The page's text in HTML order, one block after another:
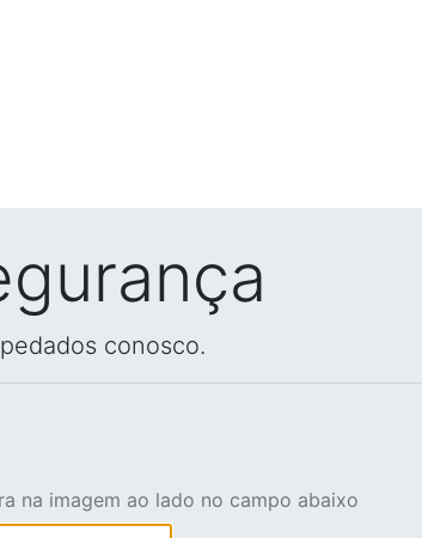
conosco.
na imagem ao lado no campo abaixo